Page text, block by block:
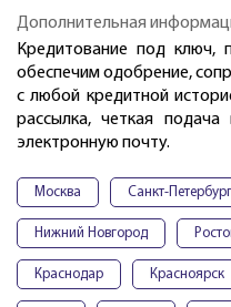
Дополнительная
Кредитование под ключ,
обеспечим одобрение,
с любой кредитной
рассылка, четкая
электронную почту.
Москва Санкт-Петербург
Нижний Новгород
Краснодар Красноярск